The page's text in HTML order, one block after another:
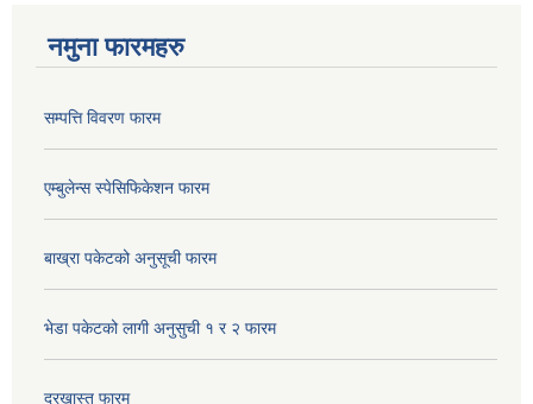
नमुना फारमहरु
सम्पत्ति विवरण फारम
एम्बुलेन्स स्पेसिफिकेशन फारम
बाख्रा पकेटको अनुसूची फारम
भेडा पकेटको लागी अनुसुची १ र २ फारम
दरखास्त फारम